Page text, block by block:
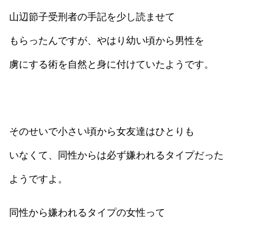
山辺節子受刑者の手記を少し読ませて
もらったんですが、やはり幼い頃から男性を
虜にする術を自然と身に付けていたようです。
そのせいで小さい頃から女友達はひとりも
いなくて、同性からは必ず嫌われるタイプだった
ようですよ。
同性から嫌われるタイプの女性って